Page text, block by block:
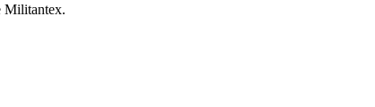
Militantex.